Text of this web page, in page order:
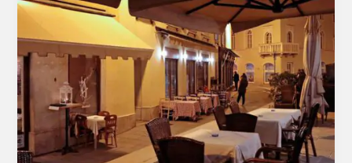
sono
50
milioni
immunizzati
dovrebbero
riempire